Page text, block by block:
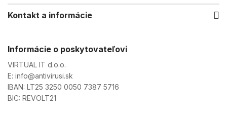
Kontakt a informácie
Informácie o poskytovateľovi
VIRTUAL IT d.o.o.
E: info@antivirusi.sk
IBAN: LT25 3250 0050 7387 5716
BIC: REVOLT21